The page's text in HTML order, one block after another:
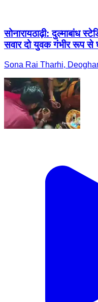
सोनारायठाढ़ी: दुल्माबांध
सवार दो युवक गंभीर रूप से
Sona Rai Tharhi,